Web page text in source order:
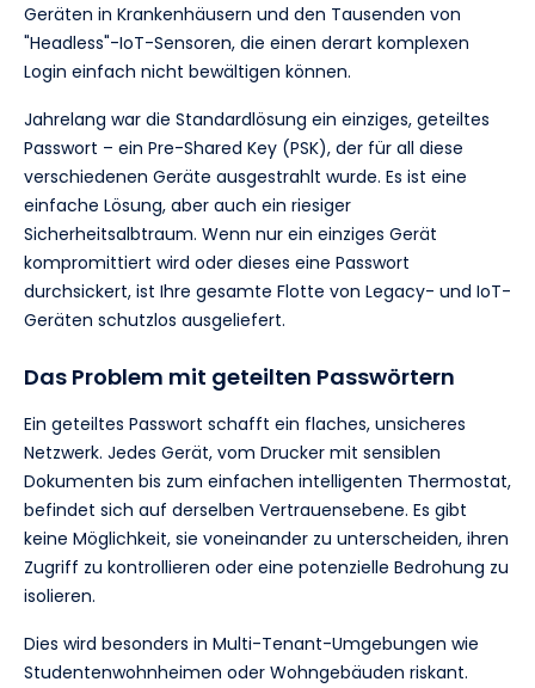
Geräten in Krankenhäusern und den Tausenden von
"Headless"-IoT-Sensoren, die einen derart komplexen
Login einfach nicht bewältigen können.
Jahrelang war die Standardlösung ein einziges, geteiltes
Passwort – ein Pre-Shared Key (PSK), der für all diese
verschiedenen Geräte ausgestrahlt wurde. Es ist eine
einfache Lösung, aber auch ein riesiger
Sicherheitsalbtraum. Wenn nur ein einziges Gerät
kompromittiert wird oder dieses eine Passwort
durchsickert, ist Ihre gesamte Flotte von Legacy- und IoT-
Geräten schutzlos ausgeliefert.
Das Problem mit geteilten Passwörtern
Ein geteiltes Passwort schafft ein flaches, unsicheres
Netzwerk. Jedes Gerät, vom Drucker mit sensiblen
Dokumenten bis zum einfachen intelligenten Thermostat,
befindet sich auf derselben Vertrauensebene. Es gibt
keine Möglichkeit, sie voneinander zu unterscheiden, ihren
Zugriff zu kontrollieren oder eine potenzielle Bedrohung zu
isolieren.
Dies wird besonders in Multi-Tenant-Umgebungen wie
Studentenwohnheimen oder Wohngebäuden riskant.